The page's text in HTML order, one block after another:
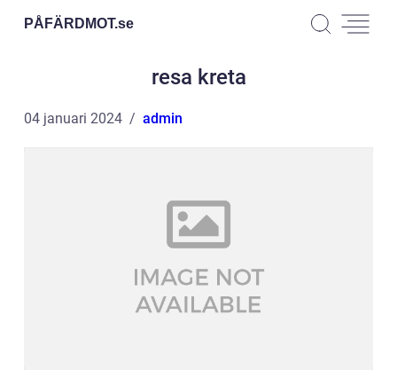
PÅFÄRDMOT.se
resa kreta
04 januari 2024 admin